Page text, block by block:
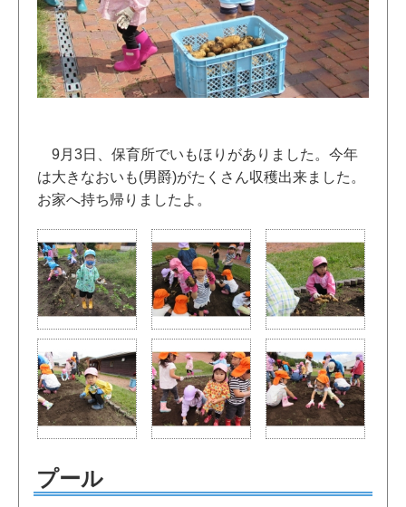
9月3日、保育所でいもほりがありました。今年
は大きなおいも(男爵)がたくさん収穫出来ました。
お家へ持ち帰りましたよ。
プール